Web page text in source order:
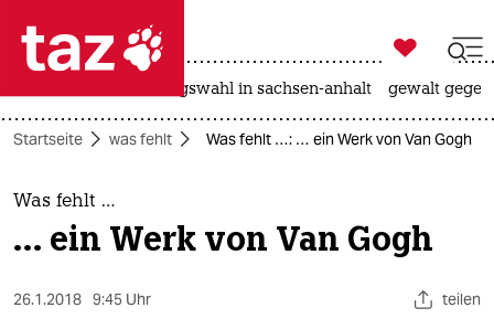
 taz zahl ich
taz zahl ich
themen
politik
öko

taz zahl ich
landtagswahl in sachsen-anhalt gewalt
Startseite was fehlt Was fehlt …: … ein Werk von Van Gogh
Was fehlt …
… ein Werk von Van Gogh
26.1.2018 9:45 Uhr teilen